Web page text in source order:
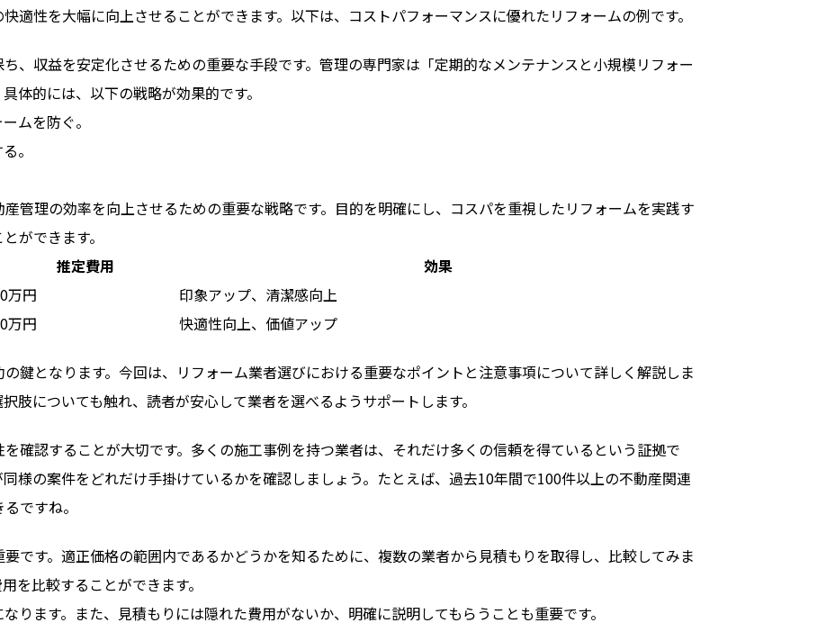
適性を大幅に向上させることができます。以下は、コストパフォーマンスに優れたリフォームの例です。
、収益を安定化させるための重要な手段です。管理の専門家は「定期的なメンテナンスと小規模リフォー
体的には、以下の戦略が効果的です。
ムを防ぐ。
。
管理の効率を向上させるための重要な戦略です。目的を明確にし、コスパを重視したリフォームを実践す
ができます。
推定費用
効果
万円
印象アップ、清潔感向上
万円
快適性向上、価値アップ
鍵となります。今回は、リフォーム業者選びにおける重要なポイントと注意事項について詳しく解説しま
肢についても触れ、読者が安心して業者を選べるようサポートします。
確認することが大切です。多くの施工事例を持つ業者は、それだけ多くの信頼を得ているという証拠で
様の案件をどれだけ手掛けているかを確認しましょう。たとえば、過去10年間で100件以上の不動産関連
ですね。
です。適正価格の範囲内であるかどうかを知るために、複数の業者から見積もりを取得し、比較してみま
を比較することができます。
ります。また、見積もりには隠れた費用がないか、明確に説明してもらうことも重要です。